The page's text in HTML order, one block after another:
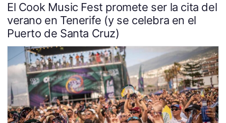
El Cook Music Fest promete ser la cita del
verano en Tenerife (y se celebra en el
Puerto de Santa Cruz)